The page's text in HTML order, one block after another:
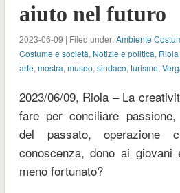
aiuto nel futuro
2023-06-09 | Filed under:Ambiente
Costume e società, Notizie e politica,
arte, mostra, museo, sindaco, turismo,
2023/06/09, Riola – La
fare per conciliare passione,
del passato, operazione
conoscenza, dono ai
meno fortunato?